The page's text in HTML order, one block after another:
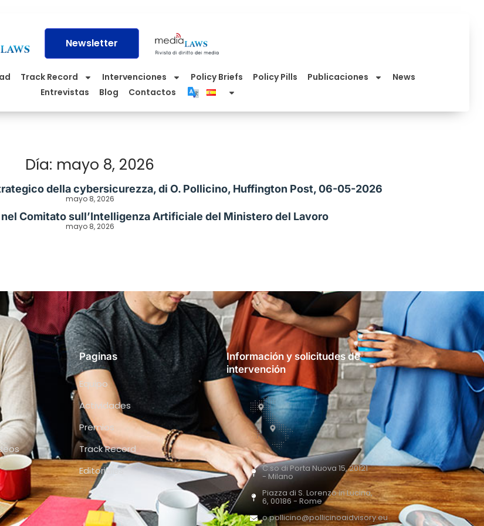
Newsletter
Track Record Intervenciones Policy Briefs Policy Pills Publicaciones
News
Entrevistas
Blog Contactos
Día: mayo 8, 2026
della cybersicurezza, di O. Pollicino, Huffington Post, 06-05-2026
mayo 8, 2026
Comitato sull’Intelligenza Artificiale del Ministero del Lavoro
mayo 8, 2026
Paginas
Equipo
Actividades
Premios
Track Record
Editoriales
Información y solicitudes de
intervención
C.so di Porta Nuova 15, 20121
- Milano
Piazza di S. Lorenzo in Lucina,
6, 00186 - Rome
o.pollicino@pollicinoaidvisory.eu